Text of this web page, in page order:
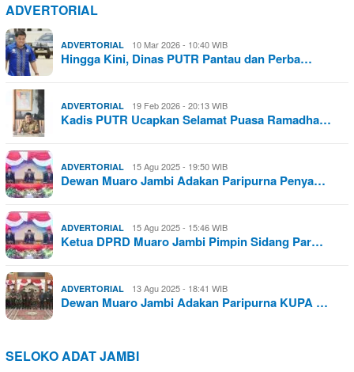
ADVERTORIAL
ADVERTORIAL 10 Mar 2026 - 10:40 WIB
Hingga Kini, Dinas PUTR Pantau dan Perba…
ADVERTORIAL 19 Feb 2026 - 20:13 WIB
Kadis PUTR Ucapkan Selamat Puasa Ramadha…
ADVERTORIAL 15 Agu 2025 - 19:50 WIB
Dewan Muaro Jambi Adakan Paripurna Penya…
ADVERTORIAL 15 Agu 2025 - 15:46 WIB
Ketua DPRD Muaro Jambi Pimpin Sidang Par…
ADVERTORIAL 13 Agu 2025 - 18:41 WIB
Dewan Muaro Jambi Adakan Paripurna KUPA …
SELOKO ADAT JAMBI